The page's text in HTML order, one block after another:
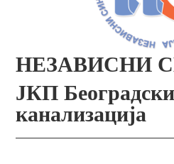
НЕЗАВИСНИ
ЈКП
канализација